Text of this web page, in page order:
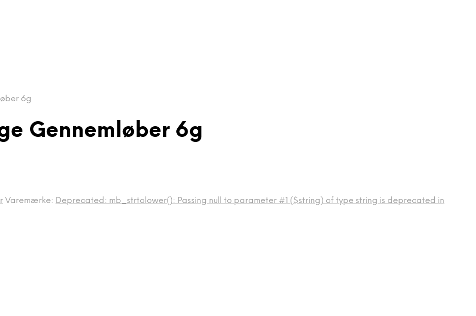
6g
Gennemløber 6g
Varemærke: Deprecated: mb_strtolower(): Passing null to parameter #1 ($string) of type string is deprecated in